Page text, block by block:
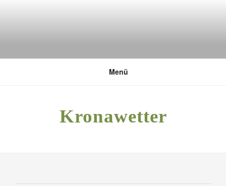
DEUTSCHE UMWELTSTIFTUNG
Menü
Kronawetter